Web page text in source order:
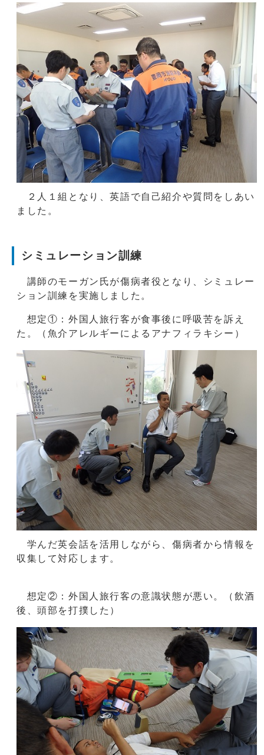
２人１組となり、英語で自己紹介や質問をしあい
ました。
シミュレーション訓練
講師のモーガン氏が傷病者役となり、シミュレー
ション訓練を実施しました。
想定①：外国人旅行客が食事後に呼吸苦を訴え
た。（魚介アレルギーによるアナフィラキシー）
学んだ英会話を活用しながら、傷病者から情報を
収集して対応します。
想定②：外国人旅行客の意識状態が悪い。（飲酒
後、頭部を打撲した）